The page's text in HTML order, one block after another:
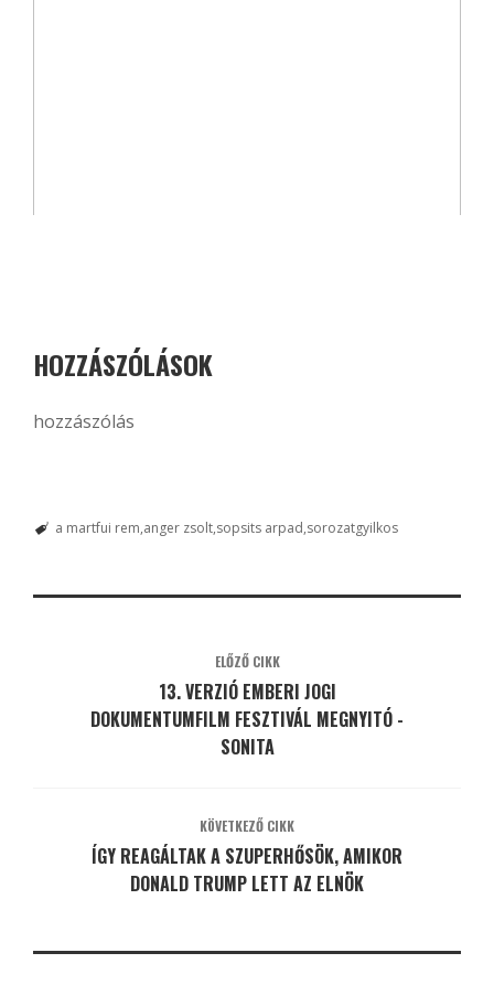
HOZZÁSZÓLÁSOK
hozzászólás
a martfui rem anger zsolt sopsits arpad sorozatgyilkos
ELŐZŐ CIKK
13. VERZIÓ EMBERI JOGI
DOKUMENTUMFILM FESZTIVÁL MEGNYITÓ -
SONITA
KÖVETKEZŐ CIKK
ÍGY REAGÁLTAK A SZUPERHŐSÖK, AMIKOR
DONALD TRUMP LETT AZ ELNÖK